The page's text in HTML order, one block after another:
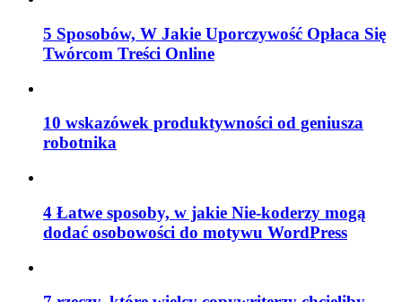
5 Sposobów, W Jakie Uporczywość Opłaca Się
Twórcom Treści Online
10 wskazówek produktywności od geniusza
robotnika
4 Łatwe sposoby, w jakie Nie-koderzy mogą
dodać osobowości do motywu WordPress